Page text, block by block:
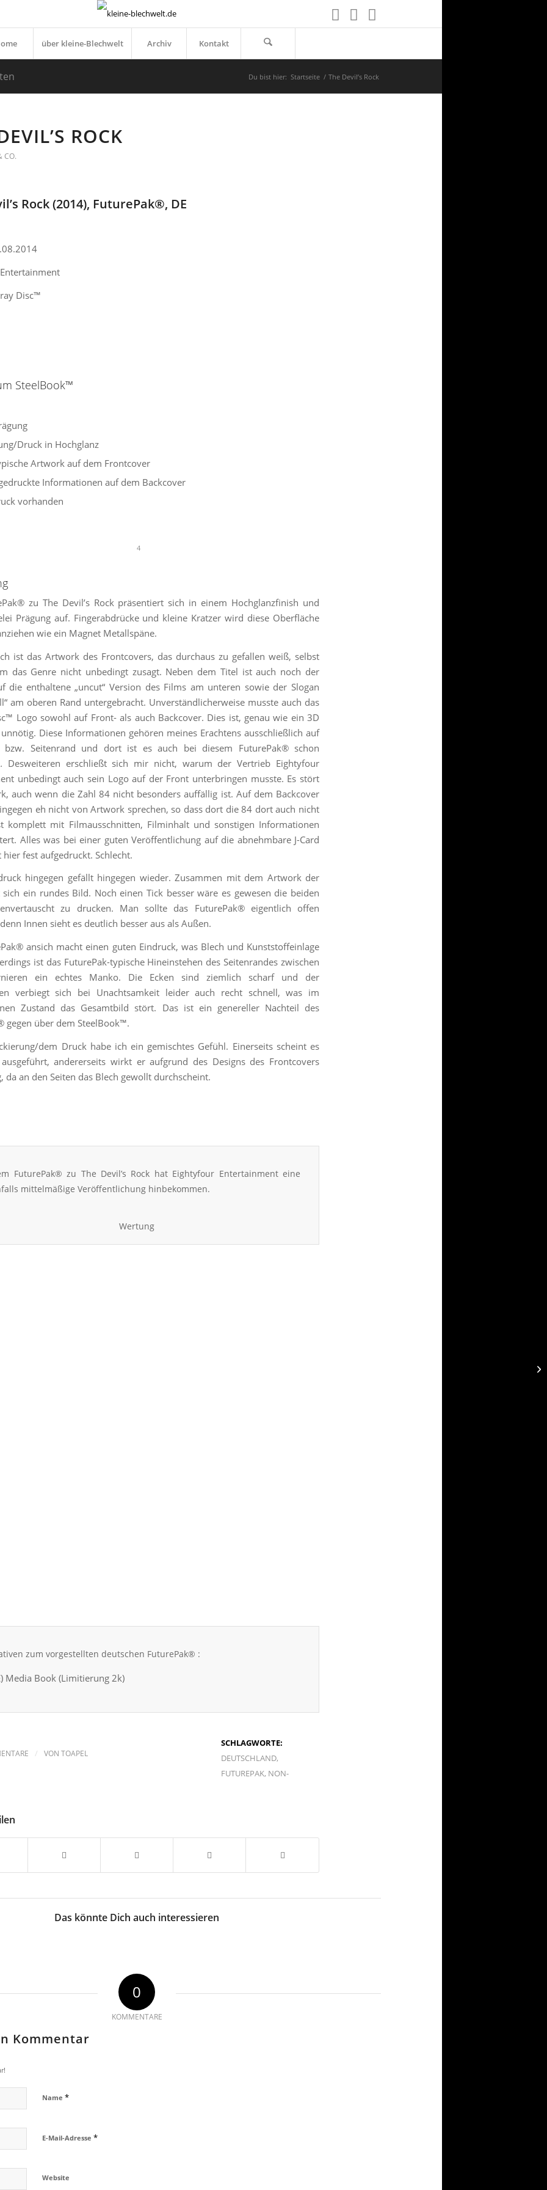
über kleine-Blechwelt Archiv Kontakt
Du bist hier: Startseite / The Devil’s Rock
ROCK
CO.
Rock (2014), FuturePak®, DE
Disc™
SteelBook™
Druck in Hochglanz
Artwork auf dem Frontcover
Informationen auf dem Backcover
vorhanden
1
2
3
4
zu The Devil’s Rock präsentiert sich in einem Hochglanzfinish und
Prägung auf. Fingerabdrücke und kleine Kratzer wird diese Oberfläche
wie ein Magnet Metallspäne.
ist das Artwork des Frontcovers, das durchaus zu gefallen weiß, selbst
das Genre nicht unbedingt zusagt. Neben dem Titel ist auch noch der
die enthaltene „uncut“ Version des Films am unteren sowie der Slogan
am oberen Rand untergebracht. Unverständlicherweise musste auch das
Logo sowohl auf Front- als auch Backcover. Dies ist, genau wie ein 3D
Diese Informationen gehören meines Erachtens ausschließlich auf
bzw. Seitenrand und dort ist es auch bei diesem FuturePak® schon
Desweiteren erschließt sich mir nicht, warum der Vertrieb Eightyfour
unbedingt auch sein Logo auf der Front unterbringen musste. Es stört
auch wenn die Zahl 84 nicht besonders auffällig ist. Auf dem Backcover
eh nicht von Artwork sprechen, so dass dort die 84 dort auch nicht
komplett mit Filmausschnitten, Filminhalt und sonstigen Informationen
Alles was bei einer guten Veröffentlichung auf die abnehmbare J-Card
fest aufgedruckt. Schlecht.
hingegen gefällt hingegen wieder. Zusammen mit dem Artwork der
sich ein rundes Bild. Noch einen Tick besser wäre es gewesen die beiden
zu drucken. Man sollte das FuturePak® eigentlich offen
Innen sieht es deutlich besser aus als Außen.
ansich macht einen guten Eindruck, was Blech und Kunststoffeinlage
ist das FuturePak-typische Hineinstehen des Seitenrandes zwischen
ein echtes Manko. Die Ecken sind ziemlich scharf und der
verbiegt sich bei Unachtsamkeit leider auch recht schnell, was im
Zustand das Gesamtbild stört. Das ist ein genereller Nachteil des
gegen über dem SteelBook™.
dem Druck habe ich ein gemischtes Gefühl. Einerseits scheint es
andererseits wirkt er aufgrund des Designs des Frontcovers
da an den Seiten das Blech gewollt durchscheint.
FuturePak® zu The Devil’s Rock hat Eightyfour Entertainment eine
mittelmäßige Veröffentlichung hinbekommen.
Wertung
zum vorgestellten deutschen FuturePak® :
Media Book (Limitierung 2k)
/ VON TOAPEL
SCHLAGWORTE:
DEUTSCHLAND,
FUTUREPAK, NON-
Das könnte Dich auch interessieren
0
KOMMENTARE
Kommentar
Name *
E-Mail-Adresse *
Website